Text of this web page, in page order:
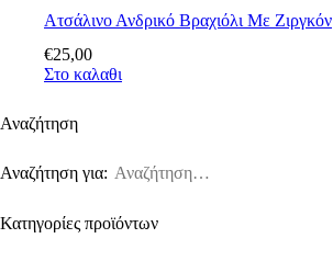
Ατσάλινο Ανδρικό Βραχιόλι Με Ζιργκόν
€25,00
Στο καλαθι
Αναζήτηση
Αναζήτηση για:
Κατηγορίες προϊόντων